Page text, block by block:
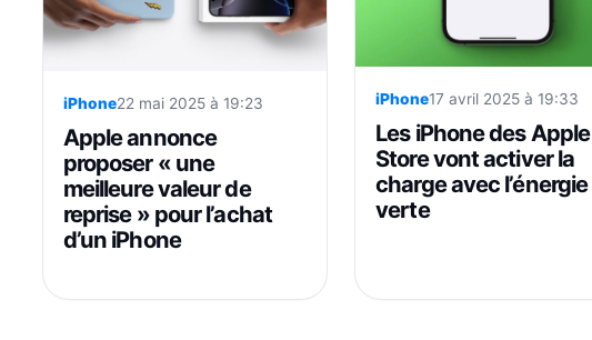
iPhone22 mai 2025 à 19:23
Apple annonce
proposer « une
meilleure valeur de
reprise » pour l’achat
d’un iPhone
iPhone17 avril 2025 à 19:33
Les iPhone des Apple
Store vont activer la
charge avec l’énergie
verte